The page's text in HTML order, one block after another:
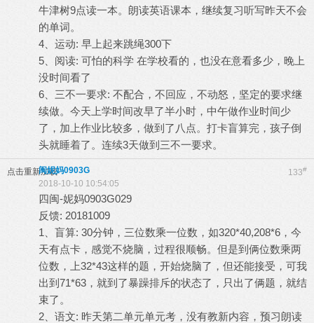
牛津树9点读一本。朗读英语课本，继续复习听写昨天不会
的单词。
4、运动: 早上起来跳绳300下
5、阅读: 可怕的科学 在学校看的，也没在意看多少，晚上
没时间看了
6、三不一要求: 不配合，不回应，不动怒，坚定的要求继
续做。今天上学时间改早了半小时，中午做作业时间少
了，加上作业比较多，做到了八点。打卡盲算完，孩子倒
头就睡着了。连续3天做到三不一要求。
点击重新加载 133#
闽妮妈0903G
2018-10-10 10:54:05
四闽-妮妈0903G029
反馈: 20181009
1、盲算: 30分钟，三位数乘一位数，如320*40,208*6，今
天有点卡，感觉不烧脑，过程很顺畅。但是到俩位数乘两
位数，上32*43这样的题，开始烧脑了，但还能接受，可我
出到71*63，就到了暴躁排斥的状态了，只出了俩题，就结
束了。
2、语文: 昨天第二单元单元考，没有教新内容，预习朗读